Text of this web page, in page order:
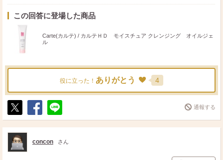
この回答に登場した商品
Carte(カルテ) / カルテＨＤ モイスチュア クレンジング オイルジェ
ル
役に立った！ ありがとう 4
ポ
ス
ト
シ
ェ
送
る
通報する
concon さん